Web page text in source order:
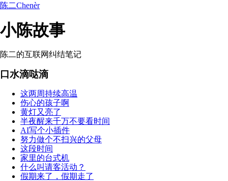
陈二Chenèr
小陈故事
陈二的互联网纠结笔记
口水滴哒滴
这两周持续高温
伤心的孩子啊
黄灯又亮了
半夜醒来千万不要看时间
AI写个小插件
努力做个不扫兴的父母
这段时间
家里的台式机
什么叫请客活动？
假期来了，假期走了